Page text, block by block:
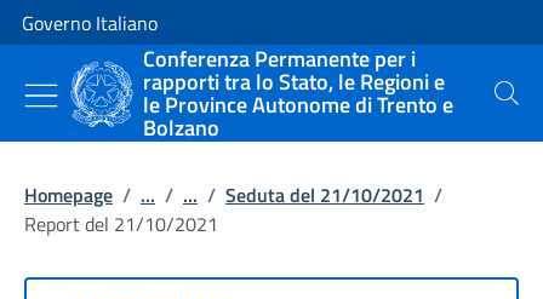
Vai al contenuto
Vai alla navigazione del sito
Governo Italiano
Conferenza Permanente per i
rapporti tra lo Stato, le Regioni e
le Province Autonome di Trento e
Bolzano
Cerca
Homepage / ... / ... / Seduta del 21/10/2021 /
Report del 21/10/2021